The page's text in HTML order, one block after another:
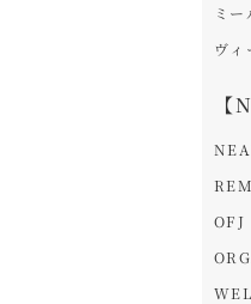
ミー
ヴィ
【
OFJ